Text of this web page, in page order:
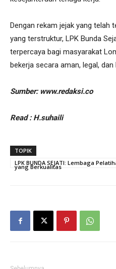
Dengan rekam jejak yang telah
yang terstruktur, LPK Bunda
terpercaya bagi masyarakat
bekerja secara aman, legal,
Sumber: www.redaksi.co
Read : H.suhaili
TOPIK
LPK BUNDA SEJATI: Lembaga
yang Berkualitas